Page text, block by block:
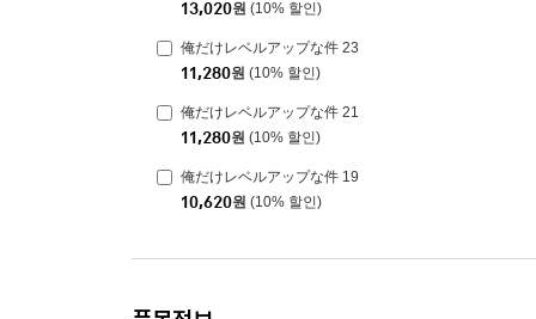
13,020원 (10% 할인)
俺だけレベルアップな件 23
11,280원 (10% 할인)
俺だけレベルアップな件 21
11,280원 (10% 할인)
俺だけレベルアップな件 19
10,620원 (10% 할인)